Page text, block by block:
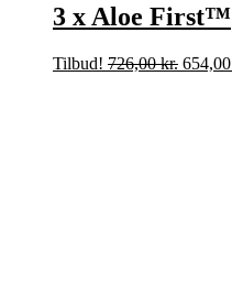
3 x Aloe First™
Tilbud! 726,00kr. Den
654,00